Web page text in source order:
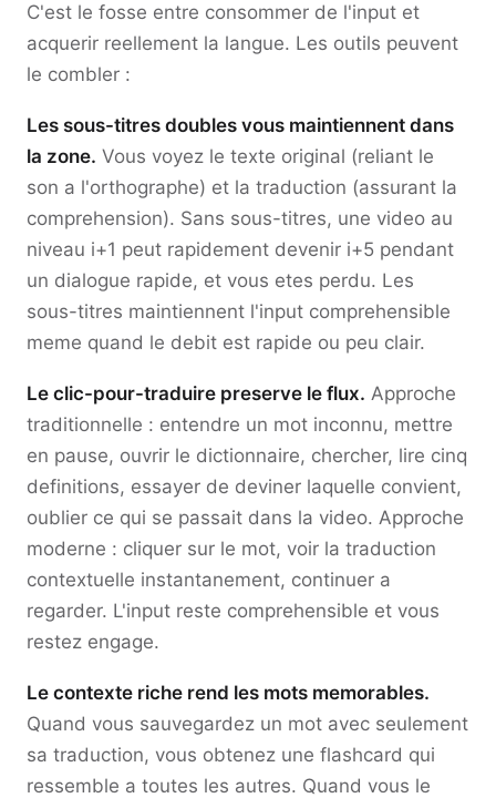
C'est le fosse entre consommer de l'input et
acquerir reellement la langue. Les outils peuvent
le combler :
Les sous-titres doubles vous maintiennent dans
la zone. Vous voyez le texte original (reliant le
son a l'orthographe) et la traduction (assurant la
comprehension). Sans sous-titres, une video au
niveau i+1 peut rapidement devenir i+5 pendant
un dialogue rapide, et vous etes perdu. Les
sous-titres maintiennent l'input comprehensible
meme quand le debit est rapide ou peu clair.
Le clic-pour-traduire preserve le flux. Approche
traditionnelle : entendre un mot inconnu, mettre
en pause, ouvrir le dictionnaire, chercher, lire cinq
definitions, essayer de deviner laquelle convient,
oublier ce qui se passait dans la video. Approche
moderne : cliquer sur le mot, voir la traduction
contextuelle instantanement, continuer a
regarder. L'input reste comprehensible et vous
restez engage.
Le contexte riche rend les mots memorables.
Quand vous sauvegardez un mot avec seulement
sa traduction, vous obtenez une flashcard qui
ressemble a toutes les autres. Quand vous le